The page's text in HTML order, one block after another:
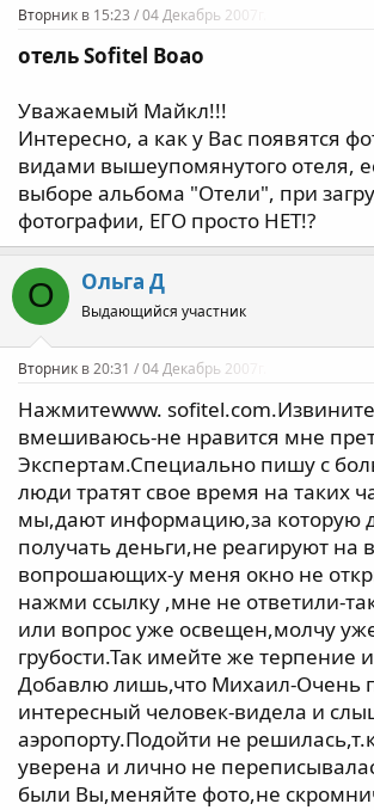
Вторник в 15:23 / 04 Декабрь 2007г.
отель Sofitel Boao
Уважаемый Майкл!!!
Интересно, а как у Вас появятся
видами вышеупомянутого отеля,
выборе альбома "Отели", при
фотографии, ЕГО просто НЕТ!?
О Ольга Д
Выдающийся участник
Вторник в 20:31 / 04 Декабрь 2007г.
Нажмитеwww.
вмешиваюсь-не нравится мне
Экспертам.Специально пишу с
люди тратят свое время на таких
мы,дают информацию,за которую
получать деньги,не реагируют на
вопрошающих-у меня окно не
нажми ссылку ,мне не ответили-
или вопрос уже освещен,молчу
грубости.Так имейте же терпение
Добавлю лишь,что Михаил-Очень
интересный человек-видела и
аэропорту.Подойти не
уверена и лично не
были Вы,меняйте фото,не